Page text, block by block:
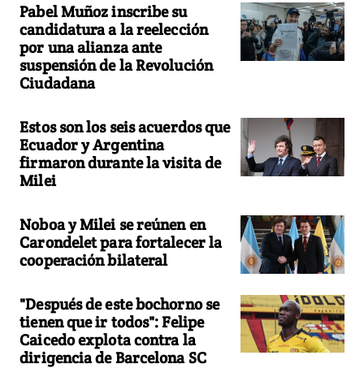
Pabel Muñoz inscribe su
candidatura a la reelección
por una alianza ante
suspensión de la Revolución
Ciudadana
Estos son los seis acuerdos que
Ecuador y Argentina
firmaron durante la visita de
Milei
Noboa y Milei se reúnen en
Carondelet para fortalecer la
cooperación bilateral
"Después de este bochorno se
tienen que ir todos": Felipe
Caicedo explota contra la
dirigencia de Barcelona SC